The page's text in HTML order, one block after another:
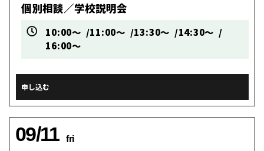
個別相談／学校説明会
10:00～ 11:00～ 13:30～
14:30～
16:00～
申し込む
09/11 fri